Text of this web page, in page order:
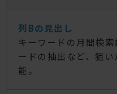
キーワードの月間検
ードの抽出など、狙
能。